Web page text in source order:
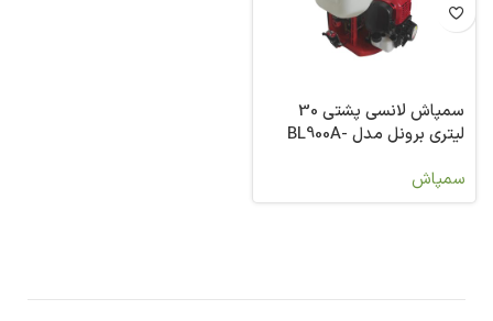
سمپاش لانسی پشتی 30
لیتری برونل مدل BL900A-
سمپاش